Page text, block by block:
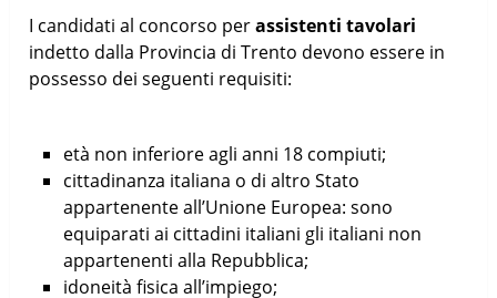
I candidati al concorso perassistenti tavolari
indetto dalla Provincia di Trento devono essere in
possesso dei seguenti requisiti:
età non inferiore agli anni 18 compiuti;
cittadinanza italiana o di altro Stato
appartenente all’Unione Europea: sono
equiparati ai cittadini italiani gli italiani non
appartenenti alla Repubblica;
idoneità fisica all’impiego;